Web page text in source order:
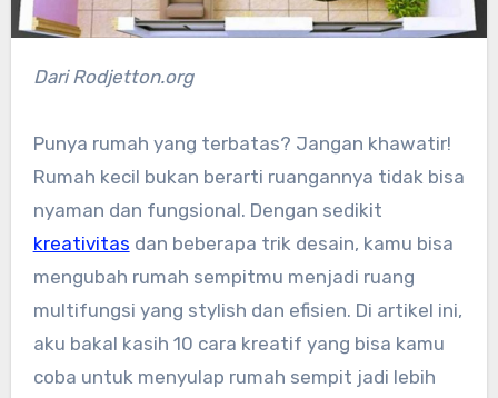
Dari Rodjetton.org
Punya rumah yang terbatas? Jangan khawatir!
Rumah kecil bukan berarti ruangannya tidak bisa
nyaman dan fungsional. Dengan sedikit
kreativitas dan beberapa trik desain, kamu bisa
mengubah rumah sempitmu menjadi ruang
multifungsi yang stylish dan efisien. Di artikel ini,
aku bakal kasih 10 cara kreatif yang bisa kamu
coba untuk menyulap rumah sempit jadi lebih